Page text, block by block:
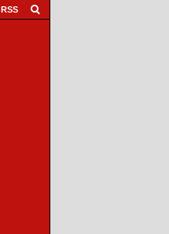
RSS